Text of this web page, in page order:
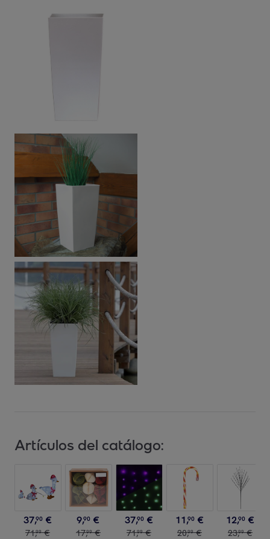
Artículos del catálogo:
37,90 €
71,99 €
9,90 €
17,99 €
37,90 €
71,99 €
11,90 €
20,99 €
12,90 €
23,99 €